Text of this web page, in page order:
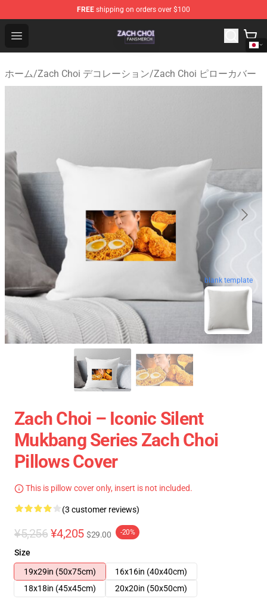
FREE shipping on orders over $100
Open menu
Zach Choi Shop - Official Zach Choi Merchandise Store
ホーム/Zach Choi デコレーション/Zach Choi ピローカバー
blank template
Zach Choi – Iconic Silent
Mukbang Series Zach Choi
Pillows Cover
This is pillow cover only, insert is not included.
(3 customer reviews)
¥5,256 ¥4,205 $29.00 -20%
Size
19x29in (50x75cm)
16x16in (40x40cm)
18x18in (45x45cm)
20x20in (50x50cm)